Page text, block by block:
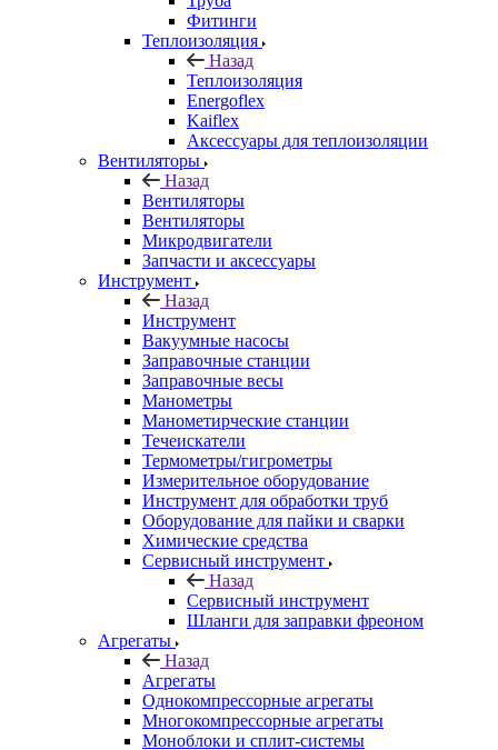
Фитинги
Теплоизоляция
Назад
Теплоизоляция
Energoflex
Kaiflex
Аксессуары для теплоизоляции
Вентиляторы
Назад
Вентиляторы
Вентиляторы
Микродвигатели
Запчасти и аксессуары
Инструмент
Назад
Инструмент
Вакуумные насосы
Заправочные станции
Заправочные весы
Манометры
Манометирческие станции
Течеискатели
Термометры/гигрометры
Измерительное оборудование
Инструмент для обработки труб
Оборудование для пайки и сварки
Химические средства
Сервисный инструмент
Назад
Сервисный инструмент
Шланги для заправки фреоном
Агрегаты
Назад
Агрегаты
Однокомпрессорные агрегаты
Многокомпрессорные агрегаты
Моноблоки и сплит-системы